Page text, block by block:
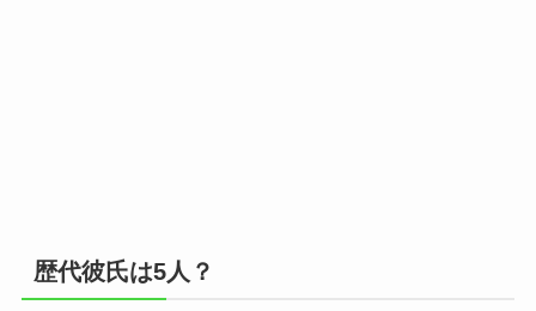
歴代彼氏は5人？